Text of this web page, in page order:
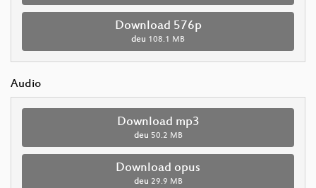
Download 576p
deu 108.1 MB
Audio
Download mp3
deu 50.2 MB
Download opus
deu 29.9 MB